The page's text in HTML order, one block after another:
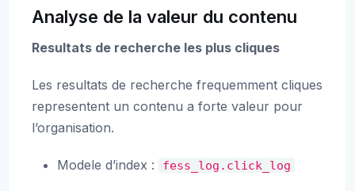
Analyse de la valeur du contenu
Resultats de recherche les plus cliques
Les resultats de recherche frequemment cliques
representent un contenu a forte valeur pour
l’organisation.
Modele d’index : fess_log.click_log